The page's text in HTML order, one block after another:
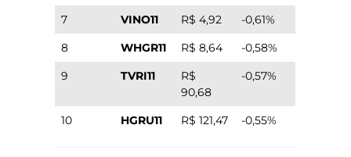
7
VINO11 R$ 4,92
-0,61%
8
WHGR11 R$ 8,64
-0,58%
9
TVRI11
R$
90,68
-0,57%
10 HGRU11 R$ 121,47 -0,55%